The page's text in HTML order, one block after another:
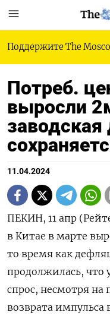
Поддержите The
Потреб.
выросли
11.04.2024
ПЕКИН, 11 апр
в Китае в марте
то время как
продолжилась, что
спрос, несмотря на
возврата импульса